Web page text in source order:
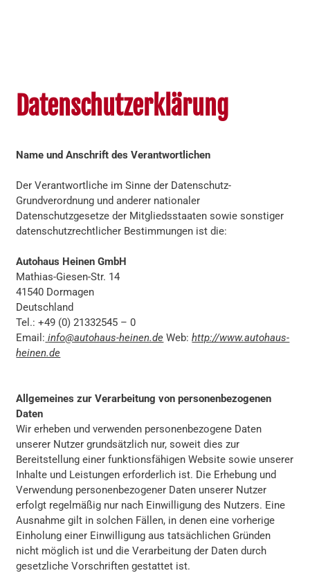
Datenschutzerklärung
Name und Anschrift des Verantwortlichen
Der Verantwortliche im Sinne der Datenschutz-
Grundverordnung und anderer nationaler
Datenschutzgesetze der Mitgliedsstaaten sowie sonstiger
datenschutzrechtlicher Bestimmungen ist die:
Autohaus Heinen GmbH
Mathias-Giesen-Str. 14
41540 Dormagen
Deutschland
Tel.: +49 (0) 21332545 – 0
Email: info@autohaus-heinen.de Web:http://www.autohaus-
heinen.de
Allgemeines zur Verarbeitung von personenbezogenen
Daten
Wir erheben und verwenden personenbezogene Daten
unserer Nutzer grundsätzlich nur, soweit dies zur
Bereitstellung einer funktionsfähigen Website sowie unserer
Inhalte und Leistungen erforderlich ist. Die Erhebung und
Verwendung personenbezogener Daten unserer Nutzer
erfolgt regelmäßig nur nach Einwilligung des Nutzers. Eine
Ausnahme gilt in solchen Fällen, in denen eine vorherige
Einholung einer Einwilligung aus tatsächlichen Gründen
nicht möglich ist und die Verarbeitung der Daten durch
gesetzliche Vorschriften gestattet ist.